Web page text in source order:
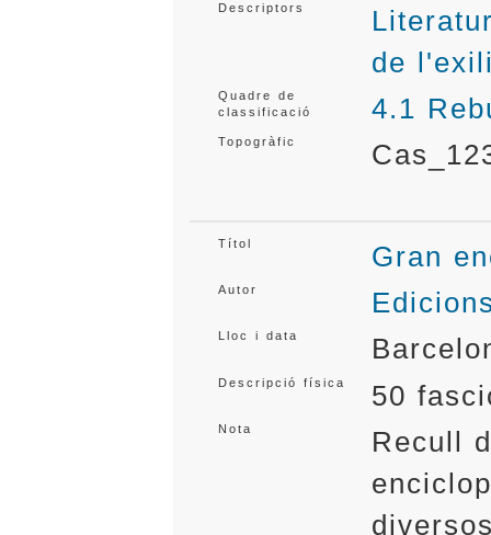
Descriptors
de
Quadre de
classificació
4.1
Topogràfic
Títol Gran
Autor
Lloc i data
Descripció física 50
Nota
Recull